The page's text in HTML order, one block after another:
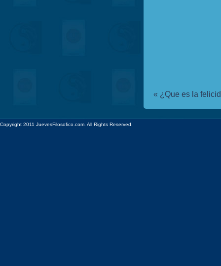
« ¿Que es la
Copyright 2011 JuevesFilosofico.com. All Rights Reserved.